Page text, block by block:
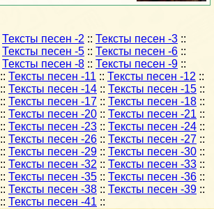
Тексты песен -2 :: Тексты песен -3 ::
Тексты песен -5 :: Тексты песен -6 ::
Тексты песен -8 :: Тексты песен -9 ::
:: Тексты песен -11 :: Тексты песен -12 ::
:: Тексты песен -14 :: Тексты песен -15 ::
:: Тексты песен -17 :: Тексты песен -18 ::
:: Тексты песен -20 :: Тексты песен -21 ::
:: Тексты песен -23 :: Тексты песен -24 ::
:: Тексты песен -26 :: Тексты песен -27 ::
:: Тексты песен -29 :: Тексты песен -30 ::
:: Тексты песен -32 :: Тексты песен -33 ::
:: Тексты песен -35 :: Тексты песен -36 ::
:: Тексты песен -38 :: Тексты песен -39 ::
:: Тексты песен -41 ::